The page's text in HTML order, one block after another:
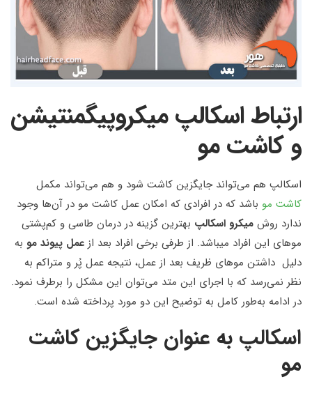
ارتباط اسکالپ میکروپیگمنتیشن
و کاشت مو
اسکالپ هم می‌تواند جایگزین کاشت شود و هم می‌تواند مکمل
کاشت مو باشد که در افرادی که امکان عمل کاشت مو در آن‌ها وجود
ندارد روش میکرو اسکالپ بهترین گزینه در درمان طاسی و کم‌پشتی
موهای این افراد می‎باشد. از طرفی برخی افراد بعد از
عمل پیوند مو به
دلیل داشتن موهای ظریف بعد از عمل، نتیجه عمل پُر و متراکم به
نظر نمی‌رسد که با اجرای این متد می‌توان این مشکل را برطرف نمود.
در ادامه به‌طور کامل به توضیح این دو مورد پرداخته شده است.
اسکالپ به عنوان جایگزین کاشت
مو